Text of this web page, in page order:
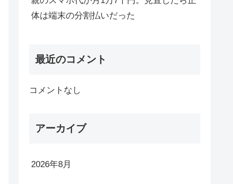
体は端末の分割払いだった
最近のコメント
コメントなし
アーカイブ
2026年8月